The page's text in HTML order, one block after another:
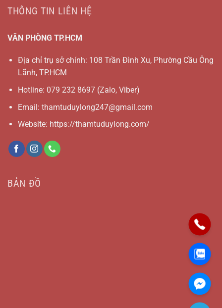
THÔNG TIN LIÊN HỆ
VĂN PHÒNG TP.HCM
Địa chỉ trụ sở chính: 108 Trần Đình Xu, Phường Cầu Ông
Lãnh, TP.HCM
Hotline: 079 232 8697(Zalo, Viber)
Email: thamtuduylong247@gmail.com
Website: https://thamtuduylong.com/
BẢN ĐỒ